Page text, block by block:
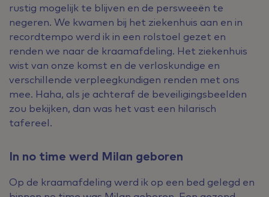
rustig mogelijk te blijven en de persweeën te
negeren. We kwamen bij het ziekenhuis aan en in
recordtempo werd ik in een rolstoel gezet en
renden we naar de kraamafdeling. Het ziekenhuis
wist van onze komst en de verloskundige en
verschillende verpleegkundigen renden met ons
mee. Haha, als je achteraf de beveiligingsbeelden
zou bekijken, dan was het vast een hilarisch
tafereel.
In no time werd Milan geboren
Op de kraamafdeling werd ik op een bed gelegd en